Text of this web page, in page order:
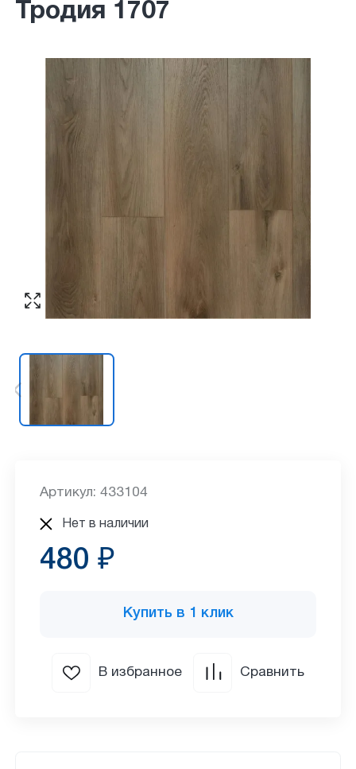
Тродия 1707
Артикул: 433104
Нет в наличии
480 ₽
Купить в 1 клик
В избранное Сравнить
Согласен с обработкой персональных
ПЕРЕЗВОНИТЕ МНЕ
Согласен с обработкой персональных
политикой